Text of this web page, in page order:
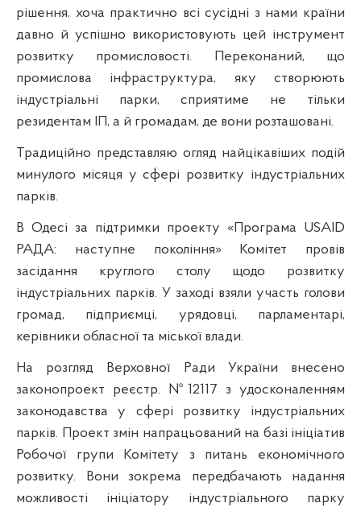
рішення, хоча практично всі сусідні з нами країни
давно й успішно використовують цей інструмент
розвитку промисловості. Переконаний, що
промислова інфраструктура, яку створюють
індустріальні парки, сприятиме не тільки
резидентам ІП, а й громадам, де вони розташовані.
Традиційно представляю огляд найцікавіших подій
минулого місяця у сфері розвитку індустріальних
парків.
В Одесі за підтримки проекту «Програма USAID
РАДА: наступне покоління» Комітет провів
засідання круглого столу щодо розвитку
індустріальних парків. У заході взяли участь голови
громад, підприємці, урядовці, парламентарі,
керівники обласної та міської влади.
На розгляд Верховної Ради України внесено
законопроект реєстр. №12117 з удосконаленням
законодавства у сфері розвитку індустріальних
парків. Проект змін напрацьований на базі ініціатив
Робочої групи Комітету з питань економічного
розвитку. Вони зокрема передбачають надання
можливості ініціатору індустріального парку